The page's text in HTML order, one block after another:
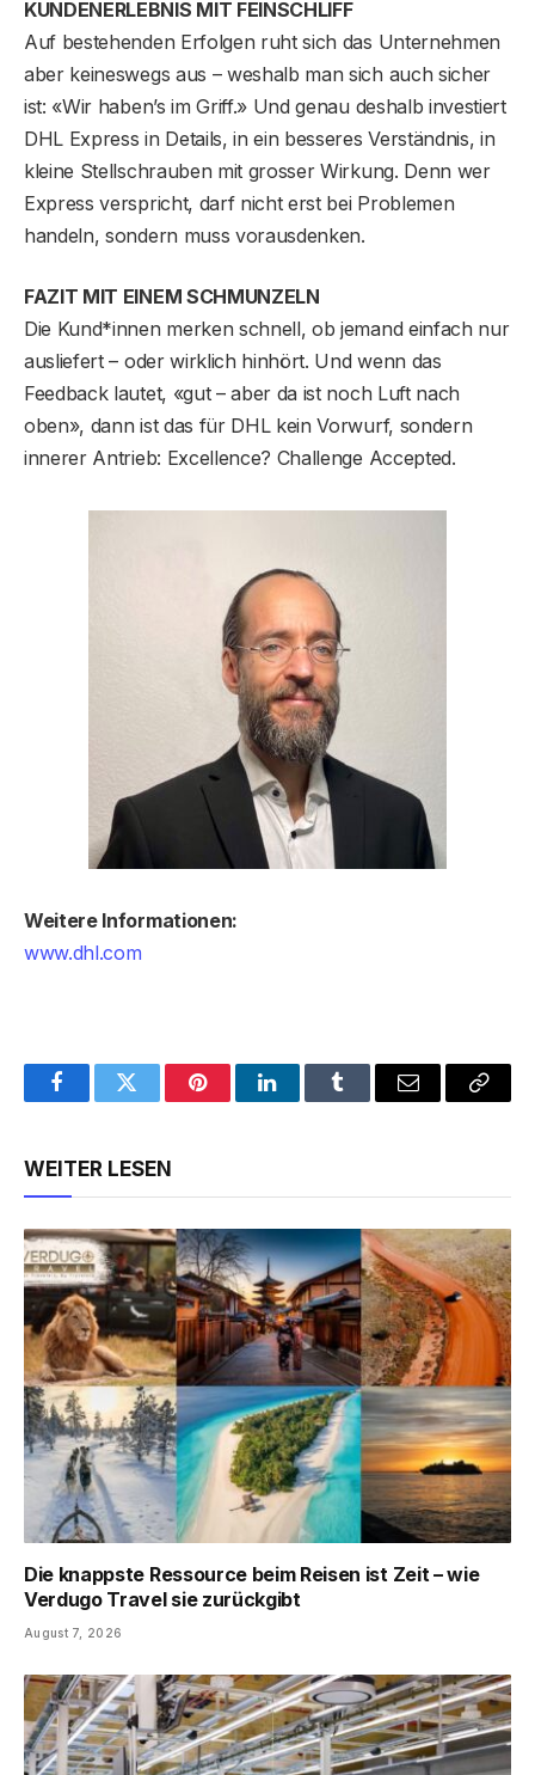
KUNDENERLEBNIS MIT FEINSCHLIFF
Auf bestehenden Erfolgen ruht sich das Unternehmen
aber keineswegs aus – weshalb man sich auch sicher
ist: «Wir haben’s im Griff.» Und genau deshalb investiert
DHL Express in Details, in ein besseres Verständnis, in
kleine Stellschrauben mit grosser Wirkung. Denn wer
Express verspricht, darf nicht erst bei Problemen
handeln, sondern muss vorausdenken.
FAZIT MIT EINEM SCHMUNZELN
Die Kund*innen merken schnell, ob jemand einfach nur
ausliefert – oder wirklich hinhört. Und wenn das
Feedback lautet, «gut – aber da ist noch Luft nach
oben», dann ist das für DHL kein Vorwurf, sondern
innerer Antrieb: Excellence? Challenge Accepted.
Weitere Informationen:
www.dhl.com
FacebookTwitter PinterestLinkedInTumblr Email
Copy
WEITER LESEN
Die knappste Ressource beim Reisen ist Zeit – wie
Verdugo Travel sie zurückgibt
August 7, 2026